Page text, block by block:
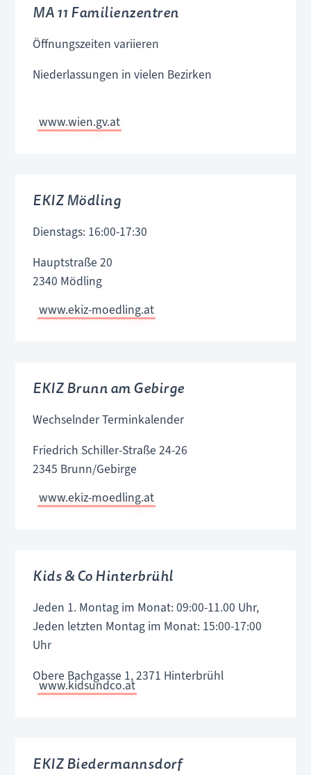
MA 11 Familienzentren
Öffnungszeiten variieren
Niederlassungen in vielen Bezirken
www.wien.gv.at
EKIZ Mödling
Dienstags: 16:00-17:30
Hauptstraße 20
2340 Mödling
www.ekiz-moedling.at
EKIZ Brunn am Gebirge
Wechselnder Terminkalender
Friedrich Schiller-Straße 24-26
2345 Brunn/Gebirge
www.ekiz-moedling.at
Kids & Co Hinterbrühl
Jeden 1. Montag im Monat: 09:00-11.00 Uhr,
Jeden letzten Montag im Monat: 15:00-17:00
Uhr
Obere Bachgasse 1, 2371 Hinterbrühl
www.kidsundco.at
EKIZ Biedermannsdorf